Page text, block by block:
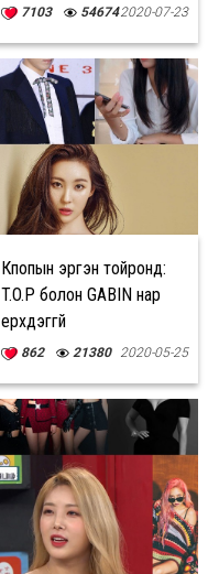
тэмцээнд оролцож байна
7103 546742020-07-23
Кпопын эргэн тойронд:
T.O.P болон GABIN нар
үерхдэггүй
862 21380 2020-05-25